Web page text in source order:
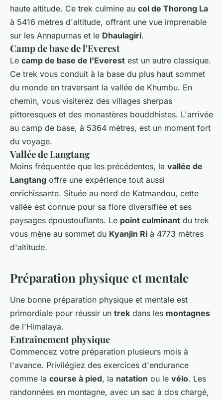
haute altitude. Ce trek culmine au col de Thorong La
à 5416 mètres d'altitude, offrant une vue imprenable
sur les Annapurnas et le Dhaulagiri.
Camp de base de l'Everest
Le camp de base de l'Everest est un autre classique.
Ce trek vous conduit à la base du plus haut sommet
du monde en traversant la vallée de Khumbu. En
chemin, vous visiterez des villages sherpas
pittoresques et des monastères bouddhistes. L'arrivée
au camp de base, à 5364 mètres, est un moment fort
du voyage.
Vallée de Langtang
Moins fréquentée que les précédentes, la vallée de
Langtang offre une expérience tout aussi
enrichissante. Située au nord de Katmandou, cette
vallée est connue pour sa flore diversifiée et ses
paysages époustouflants. Le point culminant du trek
vous mène au sommet du Kyanjin Ri à 4773 mètres
d'altitude.
Préparation physique et mentale
Une bonne préparation physique et mentale est
primordiale pour réussir un trek dans les montagnes
de l'Himalaya.
Entraînement physique
Commencez votre préparation plusieurs mois à
l'avance. Privilégiez des exercices d'endurance
comme la course à pied, la natation ou le vélo. Les
randonnées en montagne, avec un sac à dos chargé,